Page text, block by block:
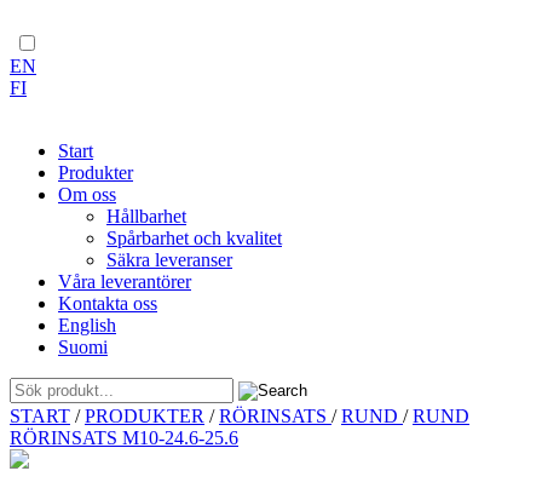
EN
FI
Start
Produkter
Om oss
Hållbarhet
Spårbarhet och kvalitet
Säkra leveranser
Våra leverantörer
Kontakta oss
English
Suomi
Skip
to
content
START /PRODUKTER /RÖRINSATS /RUND /RUND
RÖRINSATS M10-24.6-25.6